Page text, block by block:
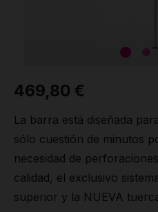
469,80 €
La barra está diseñada
sólo cuestión de minutos
necesidad de
calidad, el exclusivo
superior y la NUEVA